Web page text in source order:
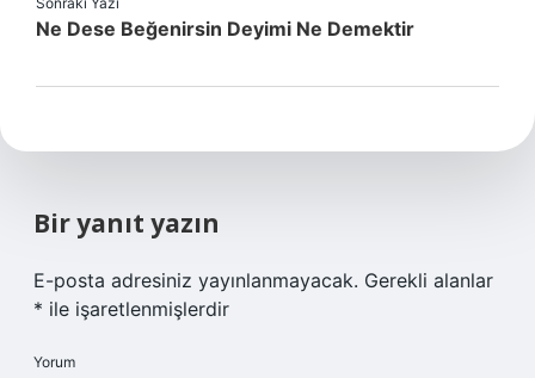
Ne Dese Beğenirsin Deyimi Ne Demektir
Bir yanıt yazın
E-posta adresiniz yayınlanmayacak. Gerekli alanlar
* ile işaretlenmişlerdir
Yorum